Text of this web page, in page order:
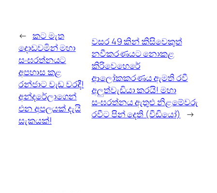
← කට මැත
දොඩවමින් මහා
සංඝරත්නයට
අපහාස කළ
රන්ජාට වැඩ වරදී!
අන්දරේලාගෙන්
එන අපලයක් දැයි
සැකයක්!
වසර 49 කින් කිසිවෙකුත්
නවීකරණයට නොකළ
කිරිවෙහෙරේ
ආලෝකකරණය ඇමති රවී
අලුත්වැඩියා කරයි! මහා
සංඝරත්නය ඇතුළු නිළමේවරු
රවීට පින් දෙති (වීඩියෝ)
→